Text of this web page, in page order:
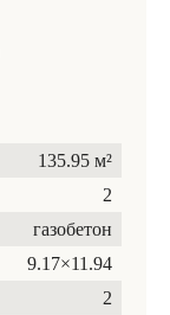
135.95 м²
2
газобетон
9.17×11.94
2